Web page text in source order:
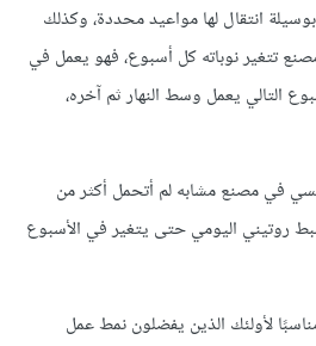
انتقال لها مواعيد محددة، وكذلك
تتغير نوباته كل أسبوع، فهو يعمل في
التالي يعمل وسط النهار ثم آخره،
في مصنع مشابه لم أتحمل أكثر من
روتيني اليومي حتى يتغير في الأسبوع
لأولئك الذين يفضلون نمط عمل